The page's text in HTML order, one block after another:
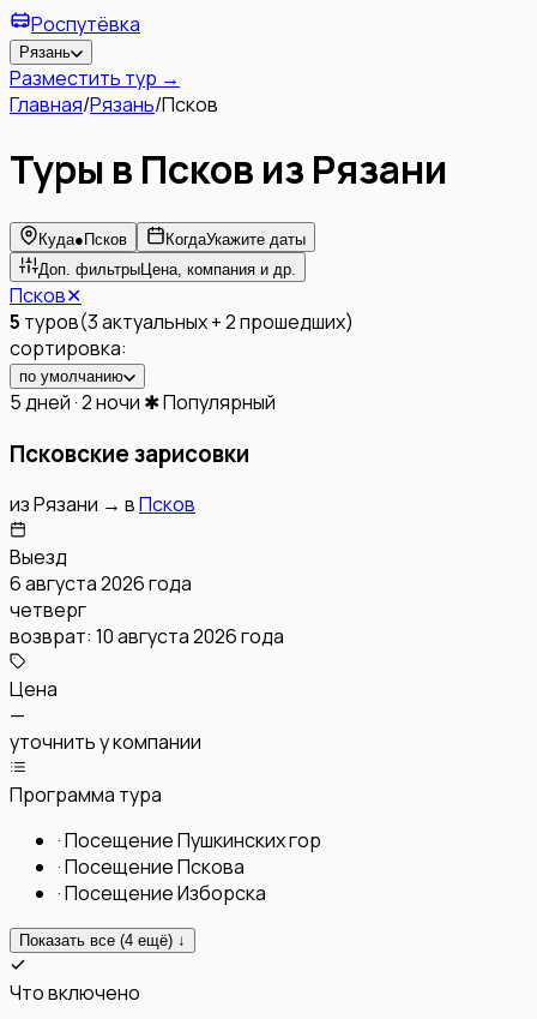
Роспутёвка
Рязань
Разместить тур →
Главная/Рязань/Псков
Туры в Псков из Рязани
Куда● Псков КогдаУкажите даты
Доп. фильтры Цена, компания и др.
Псков✕
5 туров(3актуальных+2прошедших)
сортировка:
по умолчанию
5 дней · 2 ночи ✱ Популярный
Псковские зарисовки
изРязани → вПсков
Выезд
6 августа 2026 года
четверг
возврат: 10 августа 2026 года
Цена
—
уточнить у компании
Программа тура
·Посещение Пушкинских гор
·Посещение Пскова
·Посещение Изборска
Показать все (4 ещё) ↓
Что включено